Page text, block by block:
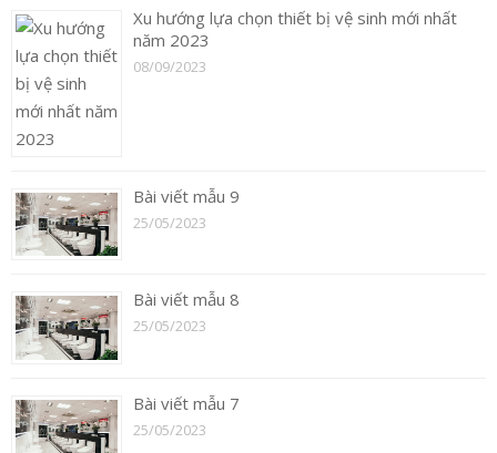
Xu hướng lựa chọn thiết bị vệ sinh mới nhất
năm 2023
08/09/2023
Bài viết mẫu 9
25/05/2023
Bài viết mẫu 8
25/05/2023
Bài viết mẫu 7
25/05/2023